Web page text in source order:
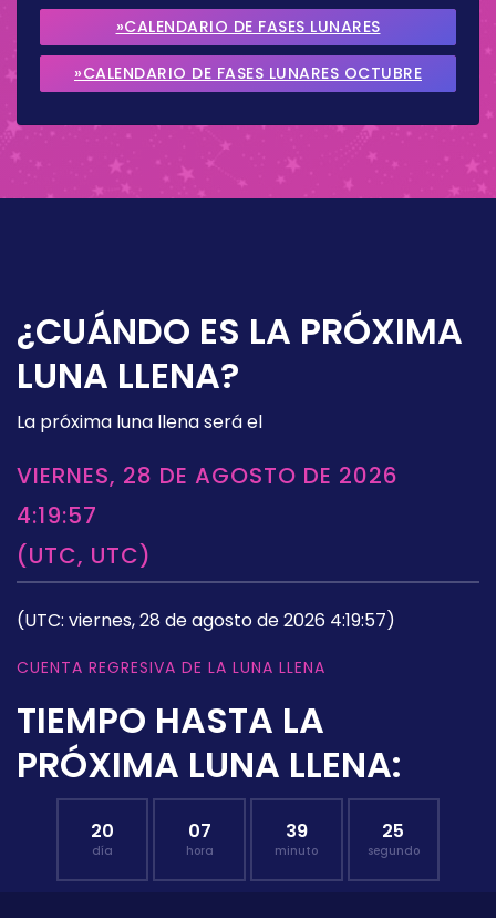
2026
»CALENDARIO DE FASES LUNARES
SEPTIEMBRE 2026
»CALENDARIO DE FASES LUNARES OCTUBRE
¿CUÁNDO ES LA PRÓXIMA
LUNA LLENA?
La próxima luna llena será el
VIERNES, 28 DE AGOSTO DE 2026
4:19:57
(UTC, UTC)
(UTC: viernes, 28 de agosto de 2026 4:19:57)
CUENTA REGRESIVA DE LA LUNA LLENA
TIEMPO HASTA LA
PRÓXIMA LUNA LLENA:
20
día
07
hora
39
minuto
24
segundo